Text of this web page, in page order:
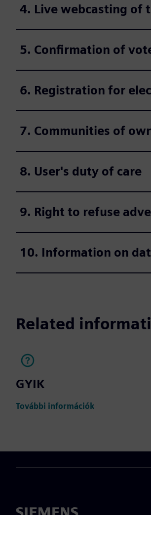
4. Live webcasting of
5. Confirmation of
6. Registration for
7. Communities of
8. User's duty of care
9. Right to refuse
10. Information on
Related
GYIK
További információk